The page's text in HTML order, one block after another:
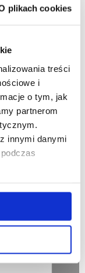
plikach cookies
treści
i
o tym, jak
partnerom
innymi danymi